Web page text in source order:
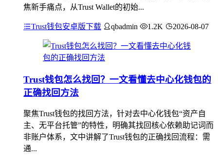
焦新手痛点，从Trust Wallet的初始...
Trust钱包安卓版下载 qbadmin 1.2K 2026-08-07
Trust钱包怎么找回？一文看懂去中心化钱包的
正确找回方法
聚焦Trust钱包的找回方法，针对去中心化钱包“资产自
主、无平台托管”的特性，明确其找回核心依赖助记词而
非账户体系，文中讲解了Trust钱包的正确找回流程：需
通...